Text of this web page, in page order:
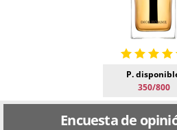
P.
350/800
Encuesta de